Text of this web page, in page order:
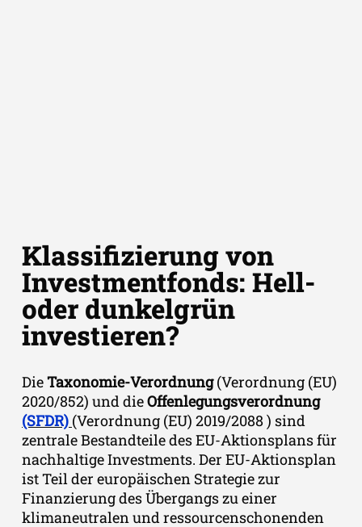
Klassifizierung von
Investmentfonds: Hell-
oder dunkelgrün
investieren?
DieTaxonomie-Verordnung(Verordnung (EU)
2020/852) und dieOffenlegungsverordnung
(SFDR) (Verordnung (EU) 2019/2088 ) sind
zentrale Bestandteile des EU-Aktionsplans für
nachhaltige Investments. Der EU-Aktionsplan
ist Teil der europäischen Strategie zur
Finanzierung des Übergangs zu einer
klimaneutralen und ressourcenschonenden